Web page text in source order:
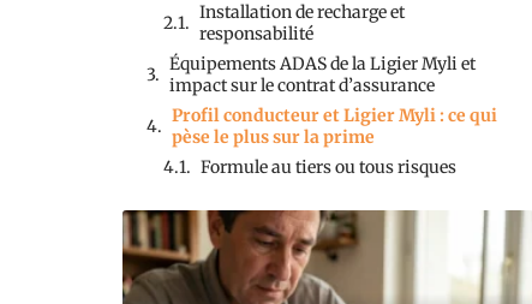
Installation de recharge et
responsabilité
Équipements ADAS de la Ligier Myli et
impact sur le contrat d’assurance
Profil conducteur et Ligier Myli : ce qui
pèse le plus sur la prime
Formule au tiers ou tous risques